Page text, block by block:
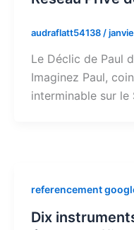
audraflatt54138 /
Le Déclic de Paul
Imaginez Paul,
interminable sur le
referencement
Dix